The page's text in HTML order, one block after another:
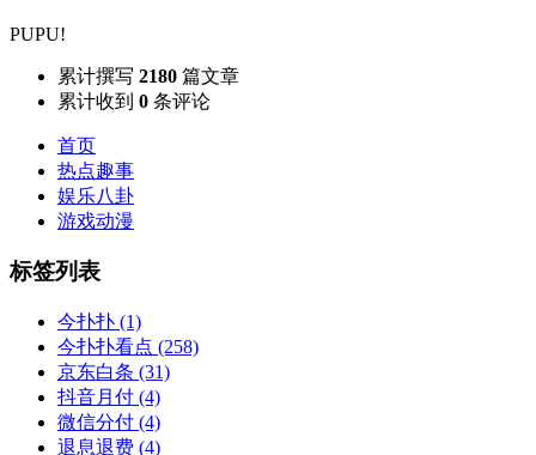
PUPU!
累计撰写 2180 篇文章
累计收到 0 条评论
首页
热点趣事
娱乐八卦
游戏动漫
标签列表
今扑扑 (1)
今扑扑看点 (258)
京东白条 (31)
抖音月付 (4)
微信分付 (4)
退息退费 (4)